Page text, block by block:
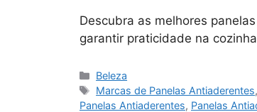
Descubra as melhores
garantir praticidade na
Categorias
Beleza
Tags
Marcas de Panelas Antiaderentes,
Panelas Antiaderentes, Panelas